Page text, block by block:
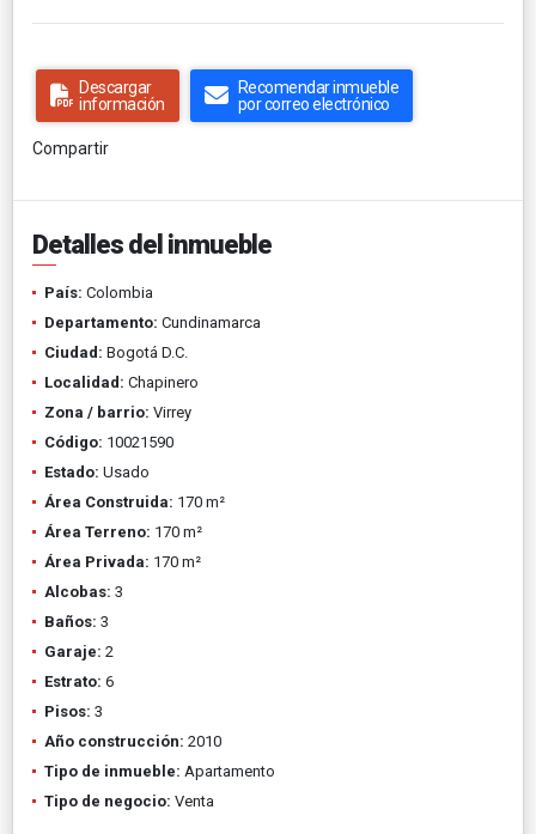
Descargar
información
Recomendar inmueble
por correo electrónico
Compartir
Detalles del inmueble
País: Colombia
Departamento: Cundinamarca
Ciudad: Bogotá D.C.
Localidad: Chapinero
Zona / barrio: Virrey
Código: 10021590
Estado: Usado
Área Construida: 170 m²
Área Terreno: 170 m²
Área Privada: 170 m²
Alcobas: 3
Baños: 3
Garaje: 2
Estrato: 6
Pisos: 3
Año construcción: 2010
Tipo de inmueble: Apartamento
Tipo de negocio: Venta